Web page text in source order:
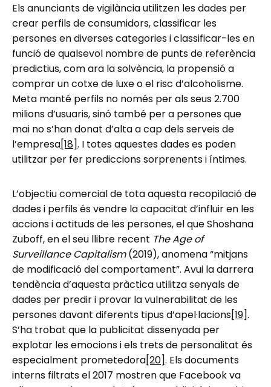
Els anunciants de vigilància utilitzen les dades per
crear perfils de consumidors, classificar les
persones en diverses categories i classificar-les en
funció de qualsevol nombre de punts de referència
predictius, com ara la solvència, la propensió a
comprar un cotxe de luxe o el risc d’alcoholisme.
Meta manté perfils no només per als seus 2.700
milions d’usuaris, sinó també per a persones que
mai no s’han donat d’alta a cap dels serveis de
l’empresa[18]. I totes aquestes dades es poden
utilitzar per fer prediccions sorprenents i íntimes.
L’objectiu comercial de tota aquesta recopilació de
dades i perfils és vendre la capacitat d’influir en les
accions i actituds de les persones, el que Shoshana
Zuboff, en el seu llibre recent The Age of
Surveillance Capitalism(2019), anomena “mitjans
de modificació del comportament”. Avui la darrera
tendència d’aquesta pràctica utilitza senyals de
dades per predir i provar la vulnerabilitat de les
persones davant diferents tipus d’apel·lacions[19].
S’ha trobat que la publicitat dissenyada per
explotar les emocions i els trets de personalitat és
especialment prometedora[20]. Els documents
interns filtrats el 2017 mostren que Facebook va